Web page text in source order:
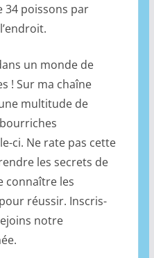
34 poissons par
un monde de
! Sur ma chaîne
multitude de
ci. Ne rate pas cette
les secrets de
connaître les
réussir. Inscris-
notre